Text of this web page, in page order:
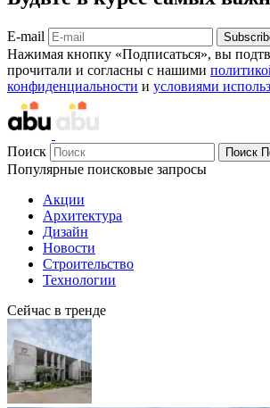
E-mail
Нажимая кнопку «Подписаться», вы
прочитали и согласны с нашими
конфиденциальности и условиями
Поиск Поиск
Популярные поисковые запросы
Акции
Архитектура
Дизайн
Новости
Строительство
Технологии
Сейчас в тренде